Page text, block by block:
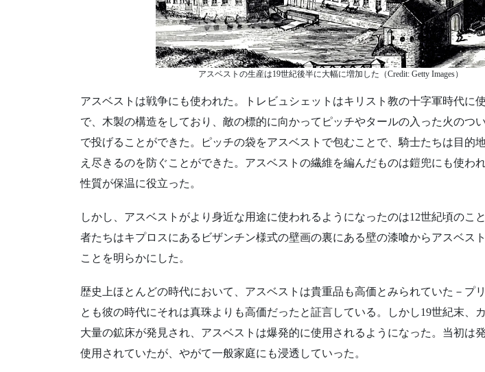
アスベストの生産は19世紀後半に大幅に増加した（Credit: Getty Images）
アスベストは戦争にも使われた。トレビュシェットはキリスト教の十字軍時代に
で、木製の構造をしており、敵の標的に向かってピッチやタールの入った火のつ
で投げることができた。ピッチの袋をアスベストで包むことで、騎士たちは目的
え尽きるのを防ぐことができた。アスベストの繊維を編んだものは鎧兜にも使わ
性質が保温に役立った。
しかし、アスベストがより身近な用途に使われるようになったのは12世紀頃のこ
者たちはキプロスにあるビザンチン様式の壁画の裏にある壁の漆喰からアスベス
ことを明らかにした。
歴史上ほとんどの時代において、アスベストは貴重品も高価とみられていた－プ
とも彼の時代にそれは真珠よりも高価だったと証言している。しかし19世紀末、
大量の鉱床が発見され、アスベストは爆発的に使用されるようになった。当初は
使用されていたが、やがて一般家庭にも浸透していった。